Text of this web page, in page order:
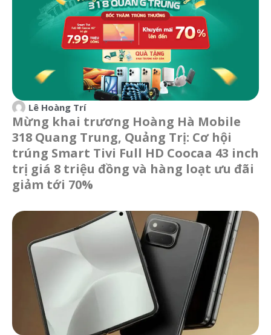
Lê Hoàng Trí
Mừng khai trương Hoàng Hà Mobile
318 Quang Trung, Quảng Trị: Cơ hội
trúng Smart Tivi Full HD Coocaa 43 inch
trị giá 8 triệu đồng và hàng loạt ưu đãi
giảm tới 70%